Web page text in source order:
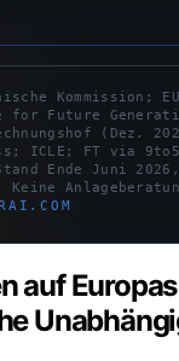
Kommission;
for Future
(Dez.
ICLE; FT via
Ende Juni 2026,
Keine
auf Europas